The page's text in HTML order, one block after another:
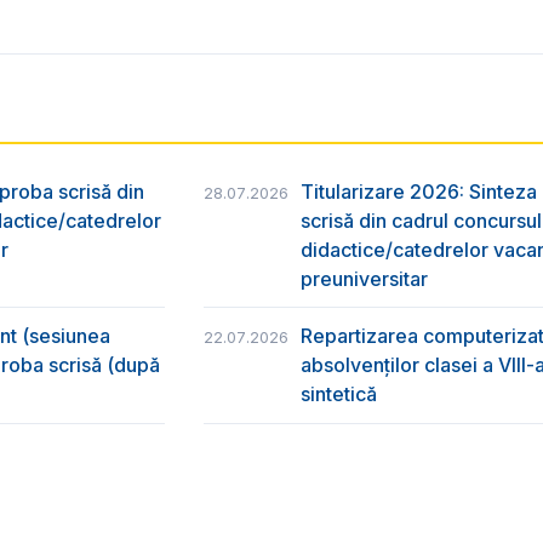
scrisă din
catedrelor
28.07.2026
Titularizare 2026:
scrisă din cadrul
didactice/catedrelor
preuniversitar
(sesiunea
scrisă (după
22.07.2026
Repartizarea
absolvenţilor clasei a
sintetică